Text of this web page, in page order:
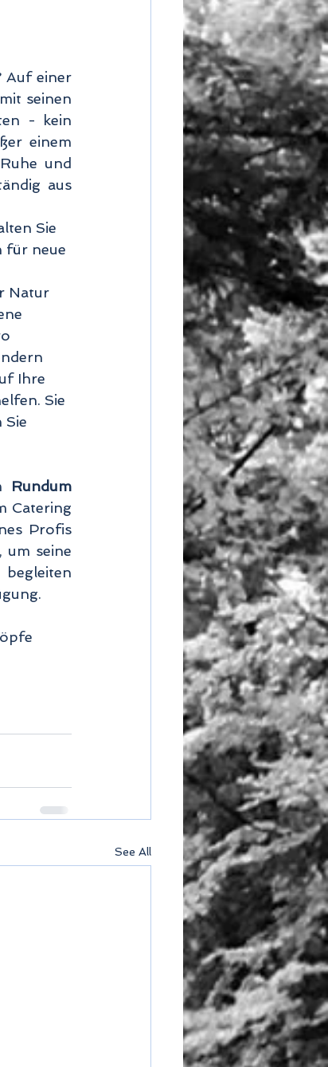
seinen
- kein
einem
und
aus
für neue
Natur
Ihre
Sie
Sie
Rundum
Catering
Profis
um seine
See All